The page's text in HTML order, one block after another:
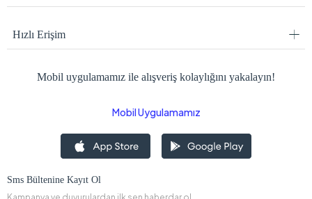
Hızlı Erişim
Mobil uygulamamız ile alışveriş kolaylığını yakalayın!
Mobil Uygulamamız
Sms Bültenine Kayıt Ol